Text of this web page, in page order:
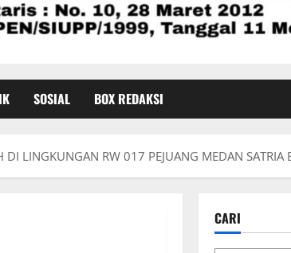
SOSIAL BOX REDAKSI
LINGKUNGAN RW 017 PEJUANG MEDAN SATRIA
CARI